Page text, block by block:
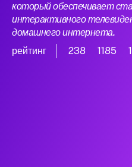
который обеспечивает
интерактивного
домашнего интернета.
рейтинг
238 1185